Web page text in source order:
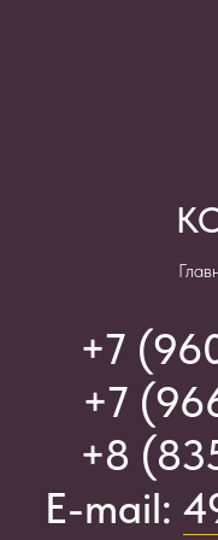
+7
+7
+8
E-mail: